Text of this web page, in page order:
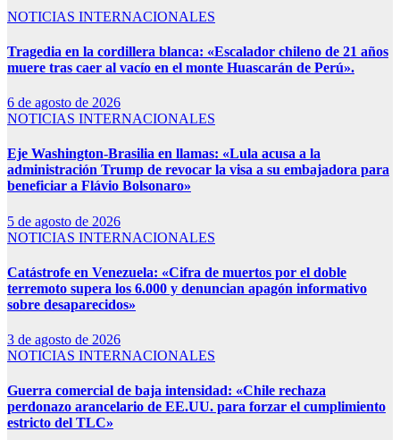
NOTICIAS INTERNACIONALES
Tragedia en la cordillera blanca: «Escalador chileno de 21 años
muere tras caer al vacío en el monte Huascarán de Perú».
6 de agosto de 2026
NOTICIAS INTERNACIONALES
Eje Washington-Brasilia en llamas: «Lula acusa a la
administración Trump de revocar la visa a su embajadora para
beneficiar a Flávio Bolsonaro»
5 de agosto de 2026
NOTICIAS INTERNACIONALES
Catástrofe en Venezuela: «Cifra de muertos por el doble
terremoto supera los 6.000 y denuncian apagón informativo
sobre desaparecidos»
3 de agosto de 2026
NOTICIAS INTERNACIONALES
Guerra comercial de baja intensidad: «Chile rechaza
perdonazo arancelario de EE.UU. para forzar el cumplimiento
estricto del TLC»